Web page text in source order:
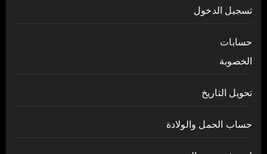
تسجيل الدخول
حسابات
الخصوبة
تحويل التاريخ
حساب الحمل والولادة